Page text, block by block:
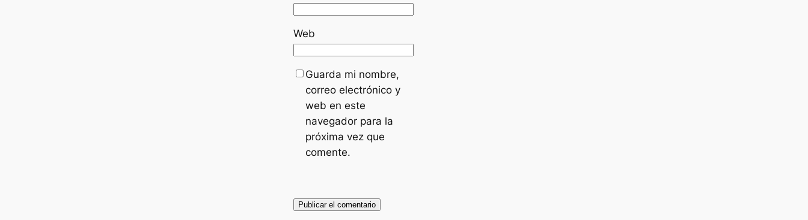
Web
Guarda mi nombre,
correo electrónico y
web en este
navegador para la
próxima vez que
comente.